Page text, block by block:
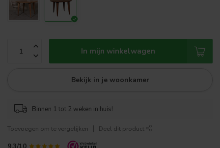
In mijn winkelwagen
Bekijk in je woonkamer
Binnen 1 tot 2 weken in huis!
Toevoegen om te vergelijken Deel dit product